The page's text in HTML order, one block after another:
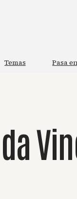
Temas Pasa